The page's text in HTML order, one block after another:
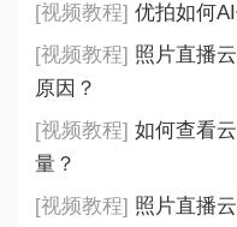
[视频教程] 优拍如何
[视频教程] 照片直播
原因？
[视频教程] 如何查看
量？
[视频教程] 照片直播